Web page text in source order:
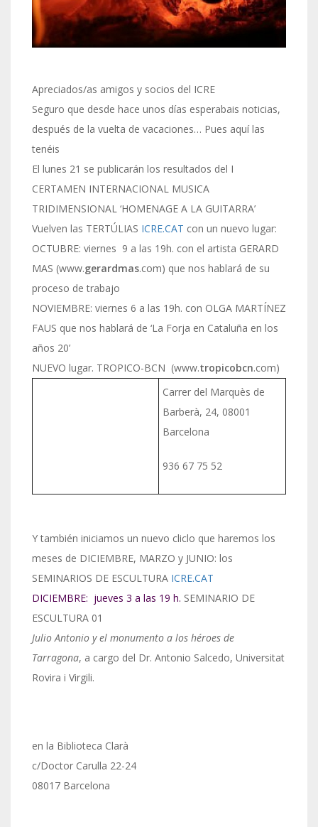
Apreciados/as amigos y socios del ICRE
Seguro que desde hace unos días esperabais noticias,
después de la vuelta de vacaciones… Pues aquí las
tenéis
El lunes 21 se publicarán los resultados del I
CERTAMEN INTERNACIONAL MUSICA
TRIDIMENSIONAL ‘HOMENAGE A LA GUITARRA’
Vuelven las TERTÚLIAS ICRE.CAT con un nuevo lugar:
OCTUBRE: viernes 9 a las 19h. con el artista GERARD
MAS (www.gerardmas.com) que nos hablará de su
proceso de trabajo
NOVIEMBRE: viernes 6 a las 19h. con OLGA MARTÍNEZ
FAUS que nos hablará de ‘La Forja en Cataluña en los
años 20’
NUEVO lugar. TROPICO-BCN (www.tropicobcn.com)
Carrer del Marquès de
Barberà, 24, 08001
Barcelona
936 67 75 52
Y también iniciamos un nuevo cliclo que haremos los
meses de DICIEMBRE, MARZO y JUNIO: los
SEMINARIOS DE ESCULTURA ICRE.CAT
DICIEMBRE: jueves 3 a las 19 h. SEMINARIO DE
ESCULTURA 01
Julio Antonio y el monumento a los héroes de
Tarragona, a cargo del Dr. Antonio Salcedo, Universitat
Rovira i Virgili.
en la Biblioteca Clarà
c/Doctor Carulla 22-24
08017 Barcelona